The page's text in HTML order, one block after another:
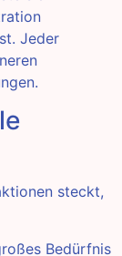
Jeder
steckt,
Bedürfnis